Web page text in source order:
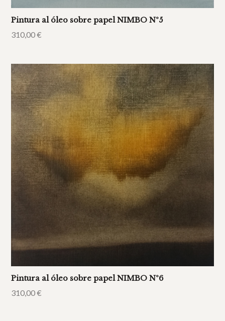
Pintura al óleo sobre papel NIMBO Nº5
310,00€
Pintura al óleo sobre papel NIMBO Nº6
310,00€